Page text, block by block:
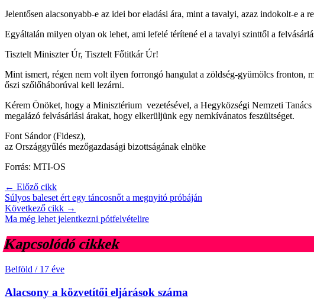
Jelentősen alacsonyabb-e az idei bor eladási ára, mint a tavalyi, azaz indokolt-e a
Egyáltalán milyen olyan ok lehet, ami lefelé térítené el a tavalyi szinttől a
Tisztelt Miniszter Úr, Tisztelt Főtitkár Úr!
Mint ismert, régen nem volt ilyen forrongó hangulat a zöldség-gyümölcs fronton,
őszi szőlőháborúval kell lezárni.
Kérem Önöket, hogy a Minisztérium vezetésével, a Hegyközségi Nemzeti
megalázó felvásárlási árakat, hogy elkerüljünk egy nemkívánatos feszültséget.
Font Sándor (Fidesz),
az Országgyűlés mezőgazdasági bizottságának elnöke
Forrás: MTI-OS
← Előző cikk
Súlyos baleset ért egy táncosnőt a megnyitó próbáján
Következő cikk →
Ma még lehet jelentkezni pótfelvételire
Kapcsolódó cikkek
Belföld / 17 éve
Alacsony a közvetítői eljárások száma